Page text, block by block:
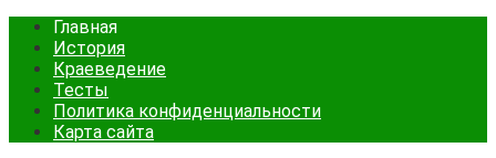
Главная
История
Краеведение
Тесты
Политика конфиденциальности
Карта сайта